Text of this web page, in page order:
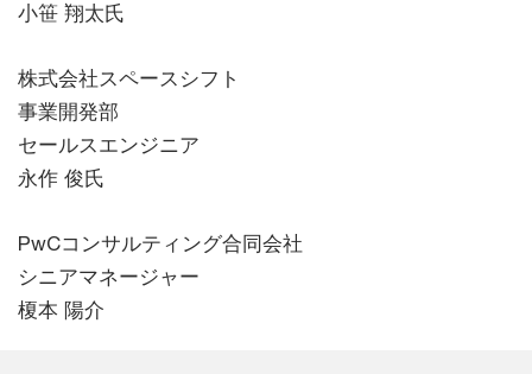
小笹 翔太氏
株式会社スペースシフト
事業開発部
セールスエンジニア
永作 俊氏
PwCコンサルティング合同会社
シニアマネージャー
榎本 陽介